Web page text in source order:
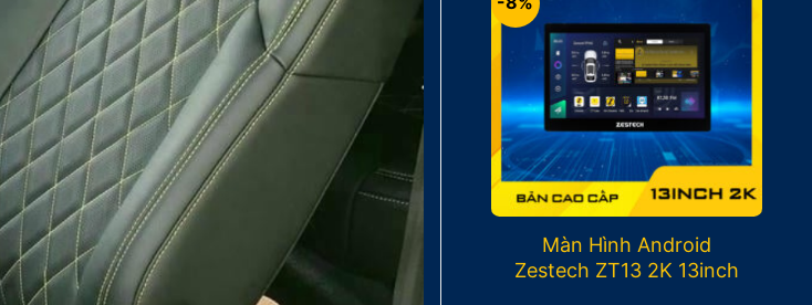
Màn Hình Android
Zestech ZT13 2K 13inch